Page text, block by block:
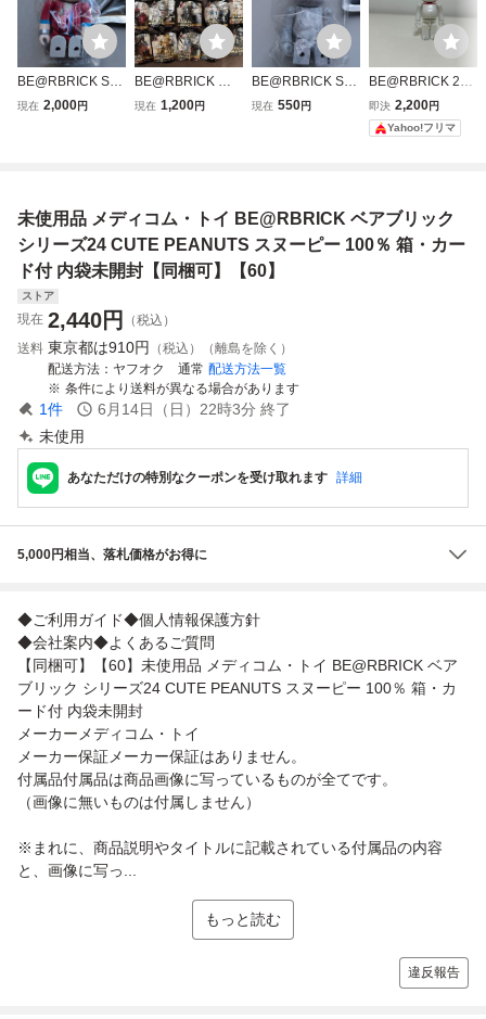
BE@RBRICK SE
RIES 52 ARTIST
アブリック シリー
ズ 52
現在 2,000円
BE@RBRICK ベ
アブリック STAR
プシ
現在 1,200円
BE@RBRICK SE
RIES 42 PATTER
ズ 42
現在 550円
BE@RBRICK 24
ベアブリック10
0% スヌーピー PE
ANUTS
即決 2,200円
Yahoo!フリマ
未使用品 メディコム・トイ BE@RBRICK ベアブリック
シリーズ24 CUTE PEANUTS スヌーピー 100％ 箱・カー
ド付 内袋未開封【同梱可】【60】
ストア
現在 2,440円
（税込）
送料 東京都は910円
（税込）（離島を除く）
配送方法
ヤフオク 通常 配送方法一覧
条件により送料が異なる場合があります
1件 6月14日（日）22時3分 終了
未使用
あなただけの特別なクーポンを受け取れます 詳細
5,000円相当、落札価格がお得に
◆ご利用ガイド◆個人情報保護方針
◆会社案内◆よくあるご質問
【同梱可】【60】未使用品 メディコム・トイ BE@RBRICK ベア
ブリック シリーズ24 CUTE PEANUTS スヌーピー 100％ 箱・カ
ード付 内袋未開封
メーカーメディコム・トイ
メーカー保証メーカー保証はありません。
付属品付属品は商品画像に写っているものが全てです。
（画像に無いものは付属しません）
※まれに、商品説明やタイトルに記載されている付属品の内容
と、画像に写っ...
もっと読む
違反報告